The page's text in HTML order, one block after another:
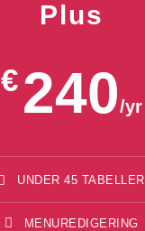
Plus
€240/yr
UNDER 45 TABELLER
MENUREDIGERING